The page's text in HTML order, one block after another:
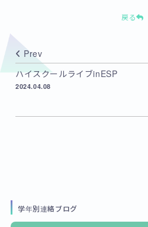
戻る
Prev
ハイスクールライブinESP
2024.04.08
学年別連絡ブログ